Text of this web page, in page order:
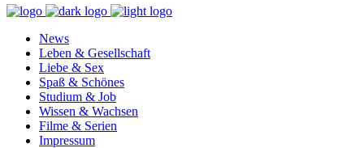
News
Leben & Gesellschaft
Liebe & Sex
Spaß & Schönes
Studium & Job
Wissen & Wachsen
Filme & Serien
Impressum